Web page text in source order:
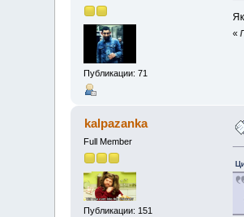
Публикации: 71
«
kalpazanka
Full Member
Публикации: 151